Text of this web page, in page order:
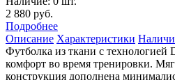
2 880 руб.
Подробнее
Описание Характеристики
Футболка из ткани с технологией
комфорт во время тренировки.
конструкция дополнена